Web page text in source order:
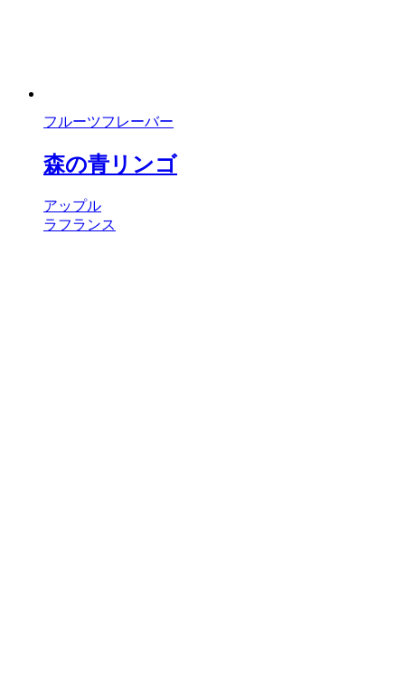
フルーツフレーバー
森の青リンゴ
アップル
ラフランス